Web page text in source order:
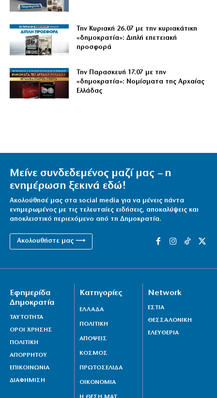
Την Κυριακή 26.07 με την κυριακάτικη
«δημοκρατία»: Διπλή επετειακή
προσφορά
Την Παρασκευή 17.07 με την
«δημοκρατία»: Νομίσματα της Αρχαίας
Ελλάδας
Μείνε συνδεδεμένος μαζί μας – η
ενημέρωση ξεκινά εδώ!
Ακολούθησέ μας στα social media για να μένεις πάντα
ενημερωμένος με τις τελευταίες ειδήσεις, αποκαλύψεις και
αποκλειστικό περιεχόμενο από τη Δημοκρατία.
Ακολουθήστε μας ⟶
Εφημερίδα
Δημοκρατία
ΤΑΥΤΟΤΗΤΑ
ΟΡΟΙ ΧΡΗΣΗΣ
ΠΟΛΙΤΙΚΗ
ΑΠΟΡΡΗΤΟΥ
ΕΠΙΚΟΙΝΩΝΙΑ
ΔΙΑΦΗΜΙΣΗ
Κατηγορίες
ΕΛΛΑΔΑ
ΠΟΛΙΤΙΚΗ
ΑΠΟΨΕΙΣ
ΚΟΣΜΟΣ
ΠΡΩΤΟΣΕΛΙΔΑ
ΟΙΚΟΝΟΜΙΑ
Η ΘΕΣΗ ΜΑΣ
Network
ΕΣΤΙΑ
ΘΕΣΣΑΛΟΝΙΚΗ
ΕΛΕΥΘΕΡΙΑ